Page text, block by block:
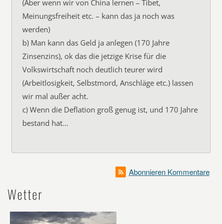
(Aber wenn wir von China lernen – Tibet,
Meinungsfreiheit etc. – kann das ja noch was
werden)
b) Man kann das Geld ja anlegen (170 Jahre
Zinsenzins), ok das die jetzige Krise für die
Volkswirtschaft noch deutlich teurer wird
(Arbeitlosigkeit, Selbstmord, Anschläge etc.) lassen
wir mal außer acht.
c) Wenn die Deflation groß genug ist, und 170 Jahre
bestand hat…
Abonnieren Kommentare
Wetter